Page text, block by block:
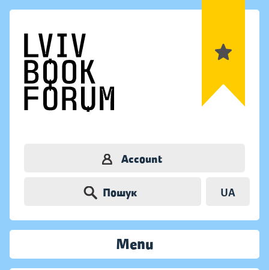
Account
Пошук UA
Menu